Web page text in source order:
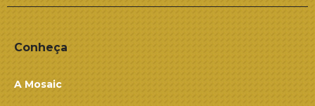
Conheça
A Mosaic